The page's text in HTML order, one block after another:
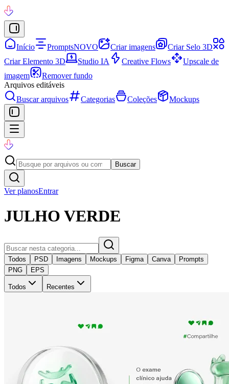
Início PromptsNOVO Criar imagens
Criar Selo 3D
Criar Elemento 3D
Studio IA Creative Flows
Upscale de
imagem
Remover fundo
Arquivos editáveis
Buscar arquivos
Categorias Coleções Mockups
Buscar
Ver planosEntrar
JULHO VERDE
Todos PSD Imagens Mockups Figma Canva
Prompts
PNG
EPS
Todos Recentes